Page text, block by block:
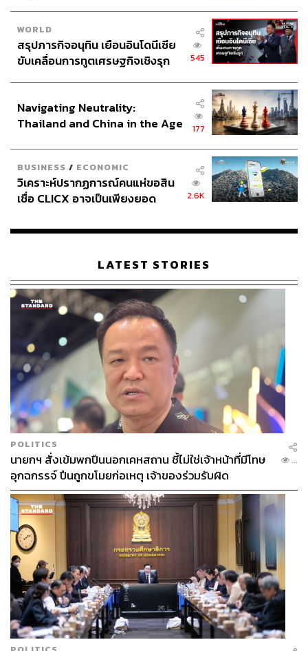
WORLD
สรุปภารกิจอนุทิน เยือนอินโดนีเซีย
ขับเคลื่อนการทูตเศรษฐกิจเชิงรุก
545
Navigating Neutrality:
Thailand and China in the Age
177
BUSINESS / ECONOMIC
วิเคราะห์ปรากฏการณ์คนแห่ขอสิน
เชื่อ CLICX อาจเป็นเพียงยอด
เรือนไทยที่ถูกซุกไว้
2.6K
LATEST STORIES
POLITICS
นายกฯ สั่งเข้มพกปืนนอกเคหสถาน ชี้ไม่ใช่เจ้าหน้าที่มีโทษ
อุกฉกรรจ์ ปืนถูกขโมยก่อเหตุ เจ้าของร่วมรับผิด
...